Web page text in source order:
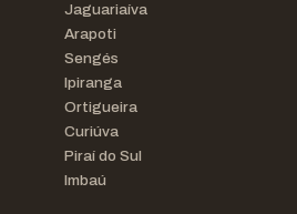
Jaguariaíva
Arapoti
Sengés
Ipiranga
Ortigueira
Curiúva
Piraí do Sul
Imbaú